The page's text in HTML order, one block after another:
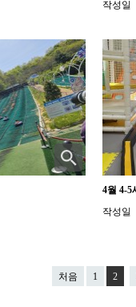
작성일
4월 4-5
작성일
처음 1 2